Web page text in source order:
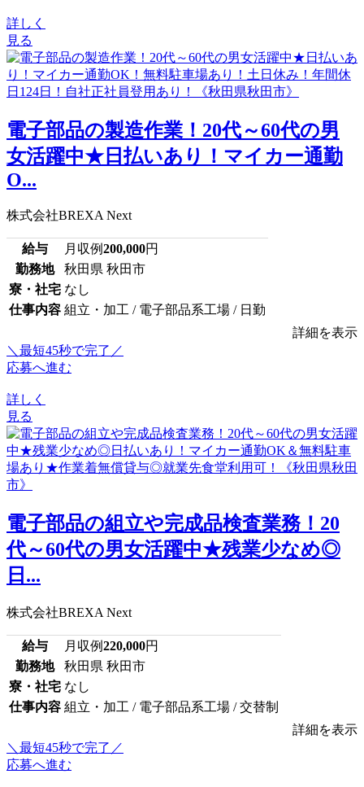
詳しく
見る
電子部品の製造作業！20代～60代の男
女活躍中★日払いあり！マイカー通勤
O...
株式会社BREXA Next
給与 月収例200,000円
勤務地
秋田県 秋田市
寮・社宅 なし
仕事内容 組立・加工 / 電子部品系工場 / 日勤
詳細を表示
＼最短45秒で完了／
応募へ進む
詳しく
見る
電子部品の組立や完成品検査業務！20
代～60代の男女活躍中★残業少なめ◎
日...
株式会社BREXA Next
給与 月収例220,000円
勤務地
秋田県 秋田市
寮・社宅 なし
仕事内容 組立・加工 / 電子部品系工場 / 交替制
詳細を表示
＼最短45秒で完了／
応募へ進む